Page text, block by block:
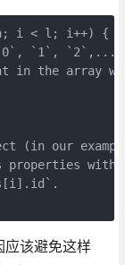
i < l; i++) {
`1`,
in the array
(in our
properties
应该避免这样